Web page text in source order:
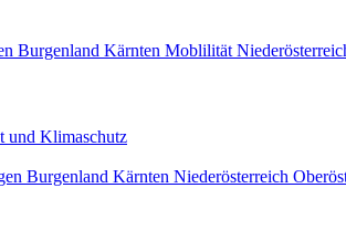
Burgenland Kärnten Moblilität
und Klimaschutz
Burgenland Kärnten Niederösterreich